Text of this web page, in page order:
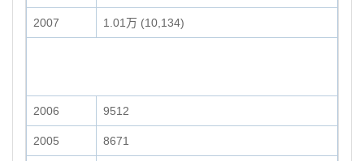
2007 1.01万 (10,134)
2006 9512
2005 8671